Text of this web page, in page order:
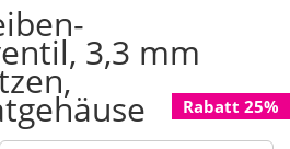
3,3 mm
Rabatt 25%